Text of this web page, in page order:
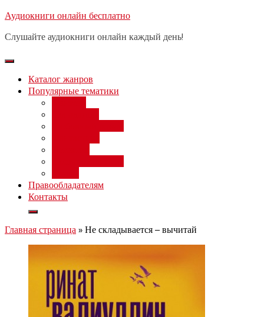
Перейти
содержимому
Аудиокниги онлайн бесплатно
Слушайте аудиокниги онлайн каждый день!
Каталог жанров
Популярные тематики
Правообладателям
Контакты
Главная страница » Не складывается – вычитай
Бесплатный вебинар: заработок
день